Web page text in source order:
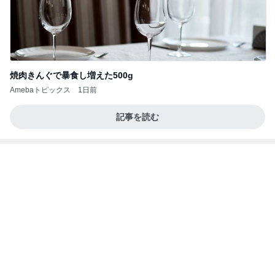
焼肉きんぐで暴食し増えた500g
Amebaトピックス 1日前
記事を読む